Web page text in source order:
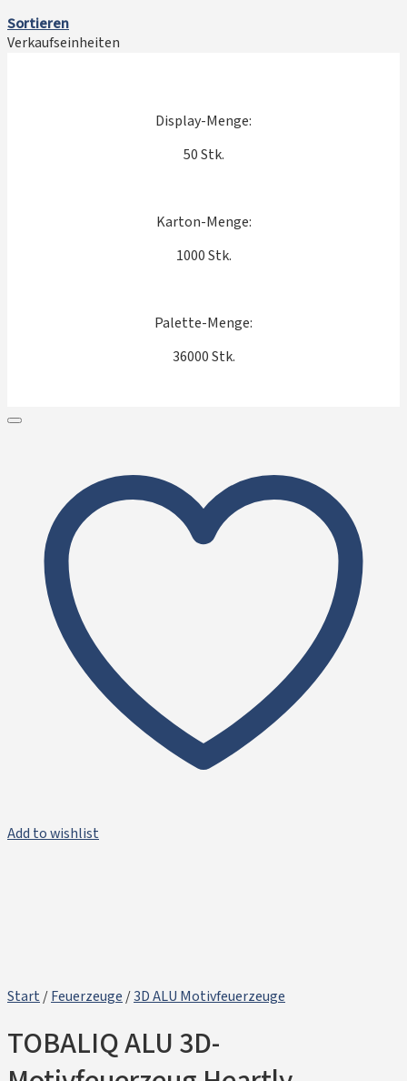
Sortieren
Verkaufseinheiten
Display-Menge:
50 Stk.
Karton-Menge:
1000 Stk.
Palette-Menge:
36000 Stk.
Add to wishlist
Start/Feuerzeuge /3D ALU Motivfeuerzeuge
TOBALIQ ALU 3D-